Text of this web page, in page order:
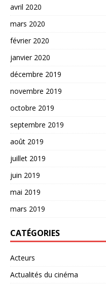
avril 2020
mars 2020
février 2020
janvier 2020
décembre 2019
novembre 2019
octobre 2019
septembre 2019
août 2019
juillet 2019
juin 2019
mai 2019
mars 2019
CATÉGORIES
Acteurs
Actualités du cinéma